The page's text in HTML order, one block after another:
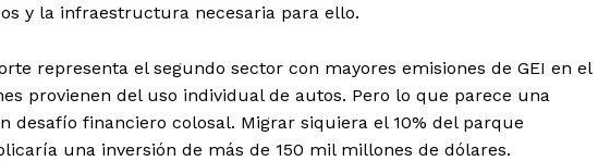
y la infraestructura necesaria para ello.
representa el segundo sector con mayores emisiones de GEI en el
provienen del uso individual de autos. Pero lo que parece una
desafío financiero colosal. Migrar siquiera el 10% del parque
una inversión de más de 150 mil millones de dólares.